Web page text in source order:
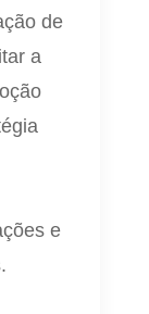
de
a
e